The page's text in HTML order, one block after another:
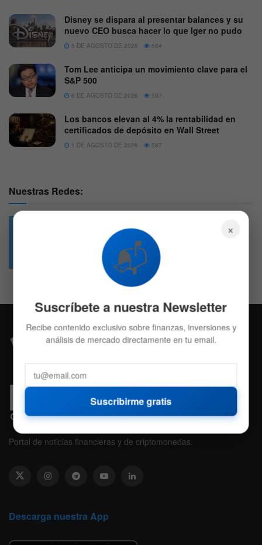
Disney se dispara al presentar balances y su
nuevo CEO busca hacer lo que Iger no pudo
5 DE AGOSTO DE 2026 564
Tom Lee anticipa un movimiento clave para el
S&P 500
6 DE AGOSTO DE 2026 597
Los bancos elevan al 4% la rentabilidad en
certificados de depósito en Wall Street
1 DE AGOSTO DE 2026 587
Nuestras Redes:
4.7k
Followers
Portal de noticias financieras y de criptomonedas.
Descarga nuestra App
×
📬
Suscríbete a nuestra Newsletter
Recibe contenido exclusivo sobre finanzas, inversiones y
análisis de mercado directamente en tu email.
Suscribirme gratis